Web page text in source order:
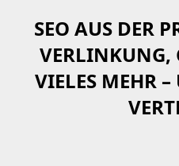
SEO AUS DER
VERLINKUNG,
VIELES MEHR –